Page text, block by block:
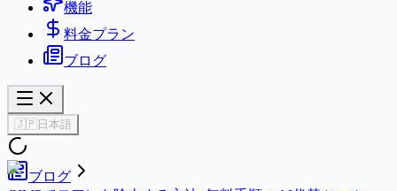
機能
料金プラン
ブログ
🇯🇵 日本語
ブログ